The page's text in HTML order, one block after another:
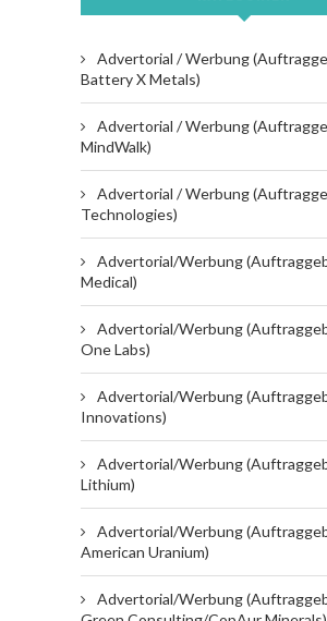
Advertorial / Werbung
Battery X Metals)
Advertorial / Werbung
MindWalk)
Advertorial / Werbung
Technologies)
Advertorial/Werbung
Medical)
Advertorial/Werbung
One Labs)
Advertorial/Werbung
Innovations)
Advertorial/Werbung
Lithium)
Advertorial/Werbung
American Uranium)
Advertorial/Werbung